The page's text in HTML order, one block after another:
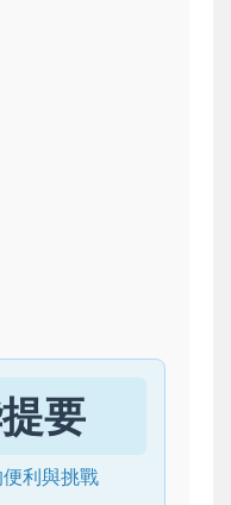
要
利與挑戰